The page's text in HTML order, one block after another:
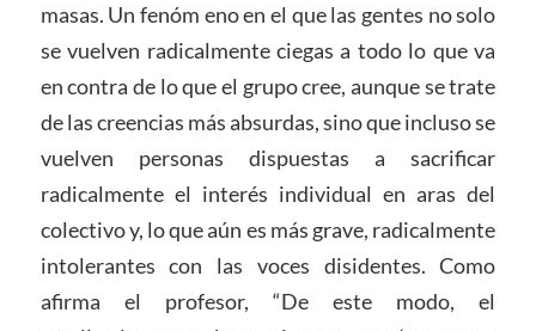
masas. Un fenóm eno en el que las gentes no solo
se vuelven radicalmente ciegas a todo lo que va
en contra de lo que el grupo cree, aunque se trate
de las creencias más absurdas, sino que incluso se
vuelven personas dispuestas a sacrificar
radicalmente el interés individual en aras del
colectivo y, lo que aún es más grave, radicalmente
intolerantes con las voces disidentes. Como
afirma el profesor, “De este modo, el